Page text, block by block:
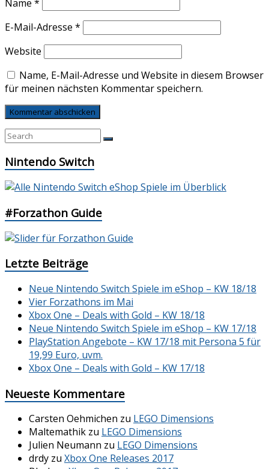
Name *
E-Mail-Adresse *
Website
Name, E-Mail-Adresse und Website in diesem Browser
für meinen nächsten Kommentar speichern.
Nintendo Switch
#Forzathon Guide
Letzte Beiträge
Neue Nintendo Switch Spiele im eShop – KW 18/18
Vier Forzathons im Mai
Xbox One – Deals with Gold – KW 18/18
Neue Nintendo Switch Spiele im eShop – KW 17/18
PlayStation Angebote – KW 17/18 mit Persona 5 für
19,99 Euro, uvm.
Xbox One – Deals with Gold – KW 17/18
Neueste Kommentare
Carsten Oehmichen zu LEGO Dimensions
Maltemathik zu LEGO Dimensions
Julien Neumann zu LEGO Dimensions
drdy zu Xbox One Releases 2017